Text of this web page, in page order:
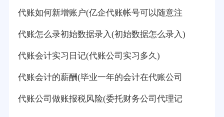
代账如何新增账户(亿企代账帐号可以随意注
代账怎么录初始数据录入(初始数据怎么录入)
代账会计实习日记(代账公司实习多久)
代账会计的薪酬(毕业一年的会计在代账公司
代账公司做账报税风险(委托财务公司代理记